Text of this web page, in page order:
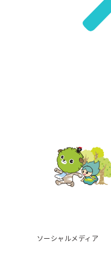
ソーシャルメディア